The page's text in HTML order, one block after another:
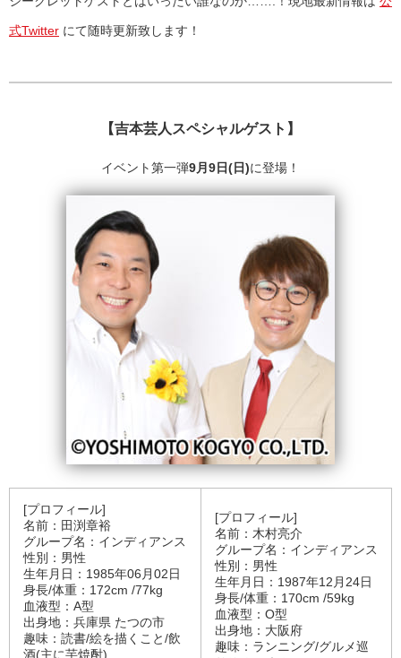
式Twitter にて随時更新致します！
【吉本芸人スペシャルゲスト】
イベント第一弾9月9日(日)に登場！
[プロフィール]
名前：田渕章裕
グループ名：インディアンス
性別：男性
生年月日：1985年06月02日
身長/体重：172cm /77kg
血液型：A型
出身地：兵庫県 たつの市
趣味：読書/絵を描くこと/飲
酒(主に芋焼酎)
[プロフィール]
名前：木村亮介
グループ名：インディアンス
性別：男性
生年月日：1987年12月24日
身長/体重：170cm /59kg
血液型：O型
出身地：大阪府
趣味：ランニング/グルメ巡